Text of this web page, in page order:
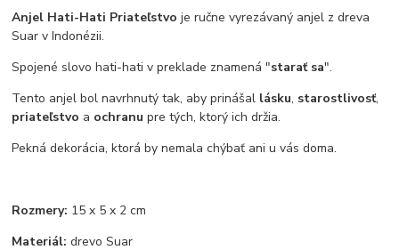
Anjel Hati-Hati Priateľstvo je ručne vyrezávaný anjel z dreva
Suar v Indonézii.
Spojené slovo hati-hati v preklade znamená "starať sa".
Tento anjel bol navrhnutý tak, aby prinášal lásku, starostlivosť,
priateľstvo a ochranupre tých, ktorý ich držia.
Pekná dekorácia, ktorá by nemala chýbať ani u vás doma.
Rozmery: 15 x 5 x 2 cm
Materiál: drevo Suar